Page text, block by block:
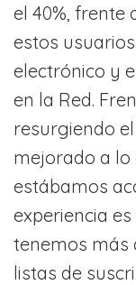
el 40%, frente
estos
electrónico y
en la Red.
resurgiendo
mejorado a lo
estábamos
experiencia
tenemos más
listas de